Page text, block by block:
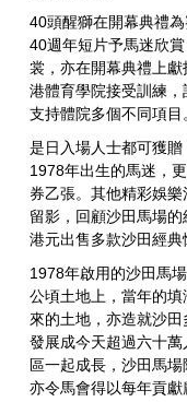
40頭醒獅在開幕典禮
40週年短片予馬迷欣
裳，亦在開幕典禮上
港體育學院接受訓練
支持體院多個不同項目
是日入場人士都可獲贈
1978年出生的馬迷，
券乙張。其他精彩娛
留影，回顧沙田馬場
港元出售多款沙田經典
1978年啟用的沙田馬
公頃土地上，當年的
來的土地，亦造就沙
發展成今天超過六十
區一起成長，沙田馬
亦令馬會得以每年貢獻